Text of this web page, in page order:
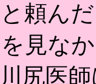
頼ん
見な
尻医